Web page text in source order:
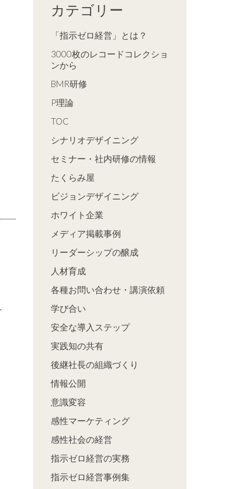
カテゴリー
「指示ゼロ経営」とは？
3000枚のレコードコレクショ
ンから
BMR研修
P理論
TOC
シナリオデザイニング
セミナー・社内研修の情報
たくらみ屋
ビジョンデザイニング
ホワイト企業
メディア掲載事例
リーダーシップの醸成
人材育成
各種お問い合わせ・講演依頼
学び合い
安全な導入ステップ
実践知の共有
後継社長の組織づくり
情報公開
意識変容
感性マーケティング
感性社会の経営
指示ゼロ経営の実務
指示ゼロ経営事例集